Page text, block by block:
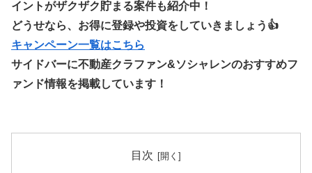
イントがザクザク貯まる案件も紹介中！
どうせなら、お得に登録や投資をしていきましょう👍
キャンペーン一覧はこちら
サイドバーに不動産クラファン&ソシャレンのおすすめフ
ァンド情報を掲載しています！
目次